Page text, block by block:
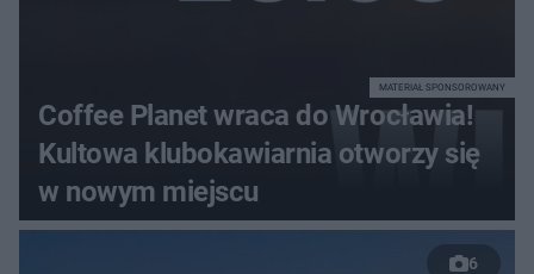
Coffee Planet wraca do Wrocławia!
Kultowa klubokawiarnia otworzy się
w nowym miejscu
MATERIAŁ SPONSOROWANY
6